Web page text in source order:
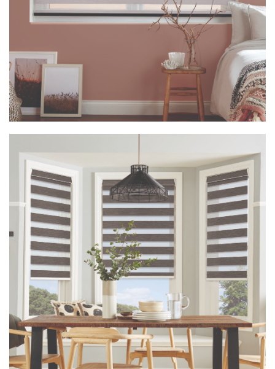
Vision Rimini Dove White